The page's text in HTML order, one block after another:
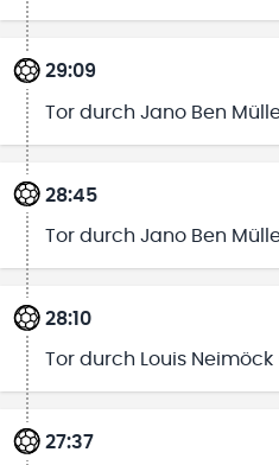
29:09
Tor durch Jano Ben
28:45
Tor durch Jano Ben
28:10
Tor durch Louis Neimöck
27:37